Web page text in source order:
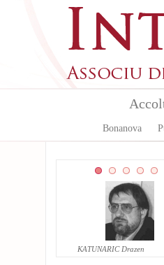
Bonanova
KATUNARIC Drazen